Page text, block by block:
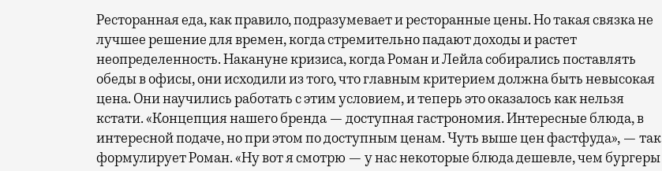
Ресторанная еда, как правило, подразумевает и ресторанные цены. Но такая связка не
лучшее решение для времен, когда стремительно падают доходы и растет
неопределенность. Накануне кризиса, когда Роман и Лейла собирались поставлять
обеды в офисы, они исходили из того, что главным критерием должна быть невысокая
цена. Они научились работать с этим условием, и теперь это оказалось как нельзя
кстати. «Концепция нашего бренда — доступная гастрономия. Интересные блюда, в
интересной подаче, но при этом по доступным ценам. Чуть выше цен фастфуда», — так
формулирует Роман. «Ну вот я смотрю — у нас некоторые блюда дешевле, чем бургеры